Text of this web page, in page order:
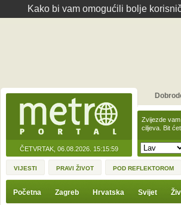
Kako bi vam omogućili bolje
ČETVRTAK, 06.08.2026. 15:15:59
Zvijezde
ciljeva. Bit
VIJESTI PRAVI ŽIVOT POD REFLEKTOROM
Početna Zagreb Hrvatska Svijet